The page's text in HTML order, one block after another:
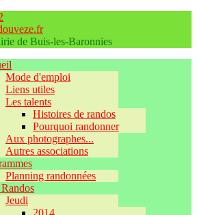
de Buis-les-Baronnies
Mode d'emploi
Liens utiles
Les talents
Histoires de randos
Pourquoi randonner
Aux photographes...
Autres associations
Planning randonnées
Jeudi
2014